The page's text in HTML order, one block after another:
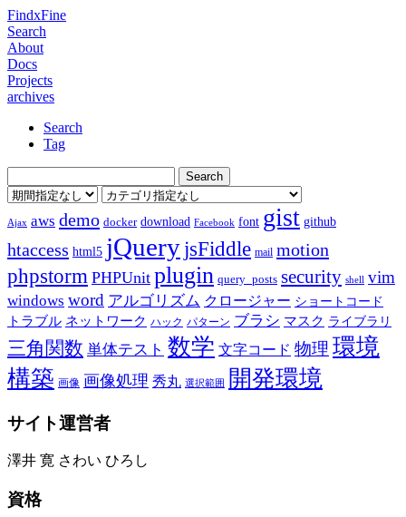
FindxFine
Search
About
Docs
Projects
archives
Search
Tag
Ajax aws demo docker download Facebook font gist github
htaccess html5 jQuery jsFiddle mail motion
phpstorm PHPUnit plugin query_posts security shell vim
windows word アルゴリズム クロージャー ショートコード
トラブル ネットワーク ハック パターン ブラシ マスク ライブラリ
三角関数 単体テスト 数学 文字コード 物理 環境
構築 画像 画像処理 秀丸 選択範囲 開発環境
サイト運営者
澤井 寛 さわい ひろし
資格